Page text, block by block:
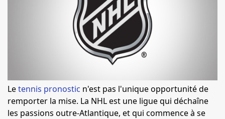
Letennis pronostic n'est pas l'unique opportunité de
remporter la mise. La NHL est une ligue qui déchaîne
les passions outre-Atlantique, et qui commence à se